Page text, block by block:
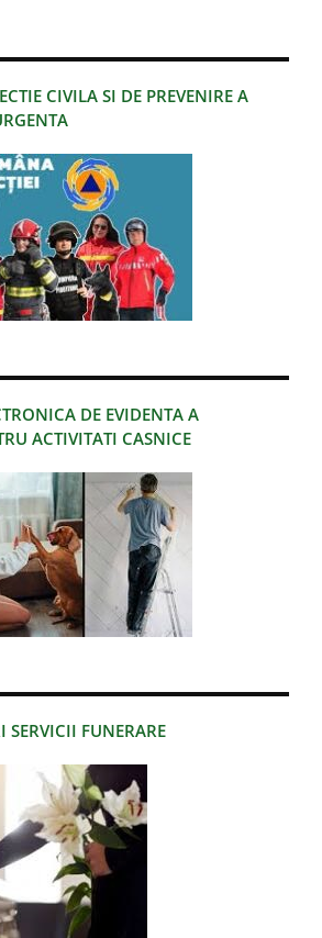
CIVILA SI DE PREVENIRE A
DE EVIDENTA A
ACTIVITATI CASNICE
SERVICII FUNERARE